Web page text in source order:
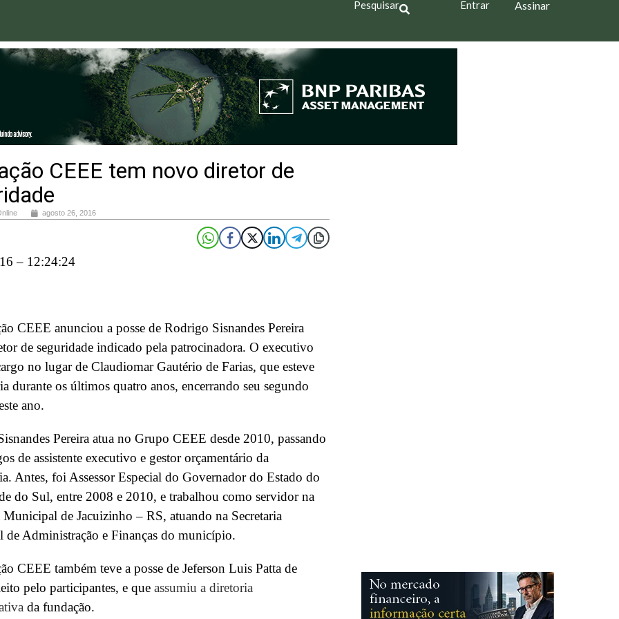
Pesquisar Entrar Assinar
CEEE tem novo diretor de
agosto 26, 2016
– 12:24:24
CEEE anunciou a posse de Rodrigo Sisnandes Pereira
de seguridade indicado pela patrocinadora. O executivo
no lugar de Claudiomar Gautério de Farias, que esteve
durante os últimos quatro anos, encerrando seu segundo
ano.
Pereira atua no Grupo CEEE desde 2010, passando
de assistente executivo e gestor orçamentário da
Antes, foi Assessor Especial do Governador do Estado do
do Sul, entre 2008 e 2010, e trabalhou como servidor na
Municipal de Jacuizinho – RS, atuando na Secretaria
de Administração e Finanças do município.
CEEE também teve a posse de Jeferson Luis Patta de
pelo participantes, e que assumiu a diretoria
da fundação.